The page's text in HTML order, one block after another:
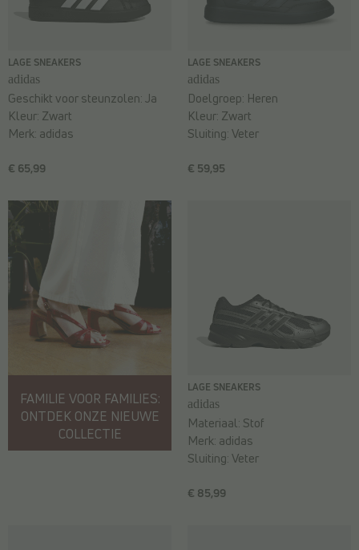
LAGE SNEAKERS
adidas
€ 65,99
Geschikt voor steunzolen:Ja
Kleur: Zwart
Merk: adidas
LAGE SNEAKERS
adidas
€ 59,95
Doelgroep: Heren
Kleur: Zwart
Sluiting:Veter
FAMILIE VOOR FAMILIES:
ONTDEK ONZE NIEUWE
COLLECTIE
LAGE SNEAKERS
adidas
€ 85,99
Materiaal: Stof
Merk: adidas
Sluiting:Veter